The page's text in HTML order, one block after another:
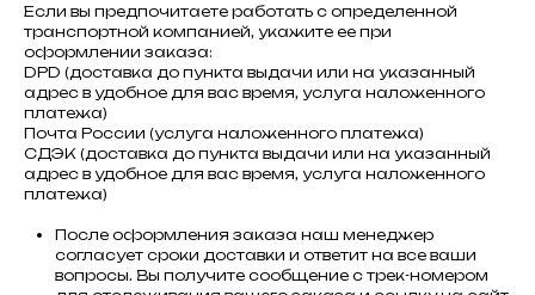
Если вы предпочитаете работать с определенной
транспортной компанией, укажите ее при
оформлении заказа:
DPD (доставка до пункта выдачи или на указанный
адрес в удобное для вас время, услуга наложенного
платежа)
Почта России (услуга наложенного платежа)
СДЭК (доставка до пункта выдачи или на указанный
адрес в удобное для вас время, услуга наложенного
платежа)
После оформления заказа наш менеджер
согласует сроки доставки и ответит на все ваши
вопросы. Вы получите сообщение с трек-номером